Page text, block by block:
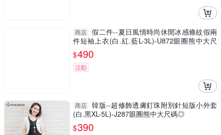
商店 假二件--夏日風情時尚休閒冰感條紋假兩
件短袖上衣(白.紅.藍L-3L)-U872眼圈熊中大尺
碼
$490
活動
商店 韓版--超修飾透膚釘珠附別針短版小外套
(白.黑XL-5L)-J287眼圈熊中大尺碼◎
$390